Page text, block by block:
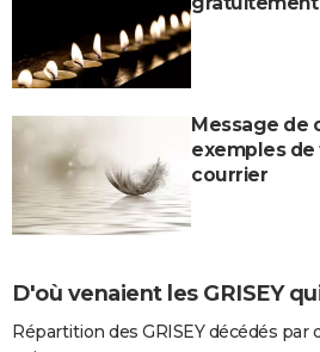
Message de
exemples
courrier
D'où venaient les GRISEY
Répartition des GRISEY décédés